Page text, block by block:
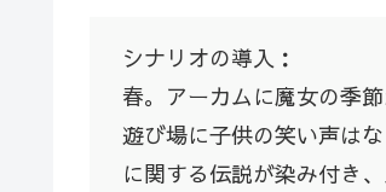
シナリオの導入：
春。アーカムに魔女の季節
遊び場に子供の笑い声は
に関する伝説が染み付き